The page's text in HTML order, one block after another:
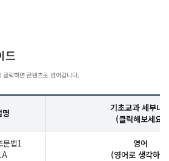
드
릭하면 콘텐츠로 넘어갑니다.
기초교과 세부내
(클릭해보세요)
문법1
영어
(영어로 생각하